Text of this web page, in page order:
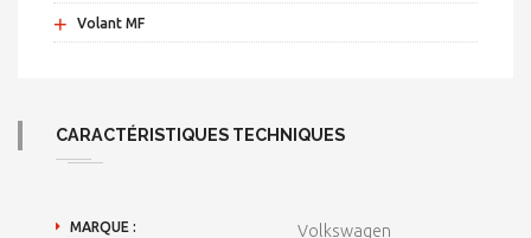
+ Volant MF
CARACTÉRISTIQUES TECHNIQUES
MARQUE : Volkswagen